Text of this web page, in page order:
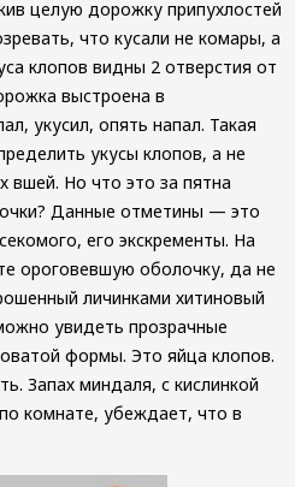
целую дорожку припухлостей
что кусали не комары, а
клопов видны 2 отверстия от
выстроена в
укусил, опять напал. Такая
укусы клопов, а не
вшей. Но что это за пятна
Данные отметины — это
его экскременты. На
ороговевшую оболочку, да не
личинками хитиновый
увидеть прозрачные
формы. Это яйца клопов.
Запах миндаля, с кислинкой
комнате, убеждает, что в